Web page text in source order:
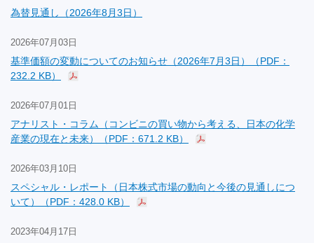
為替見通し（2026年8月3日）
2026年07月03日
基準価額の変動についてのお知らせ（2026年7月3日）（PDF：
232.2 KB）
2026年07月01日
アナリスト・コラム（コンビニの買い物から考える、日本の化学
産業の現在と未来）（PDF：671.2 KB）
2026年03月10日
スペシャル・レポート（日本株式市場の動向と今後の見通しにつ
いて）（PDF：428.0 KB）
2023年04月17日